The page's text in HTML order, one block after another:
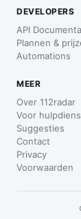
DEVELOPERS
API
Plannen &
Automations
MEER
Over 112radar
Voor
Suggesties
Contact
Privacy
Voorwaarden